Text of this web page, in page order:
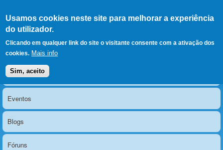
Usamos cookies neste site para melhorar a experiência
do utilizador.
Clicando em qualquer link do site o visitante consente com a ativação dos
cookies. Mais info
Sim, aceito
LERPARAVER , ir para a
página principal
O portal da visão diferente
Menu principal
Notícias
Eventos
Blogs
Fóruns